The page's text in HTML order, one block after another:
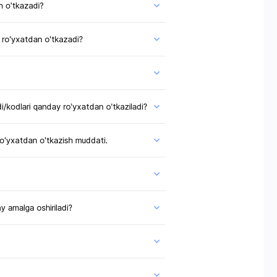
o'tkazadi?
ro'yxatdan o'tkazadi?
kodlari qanday ro'yxatdan o'tkaziladi?
o'tkazish muddati.
amalga oshiriladi?